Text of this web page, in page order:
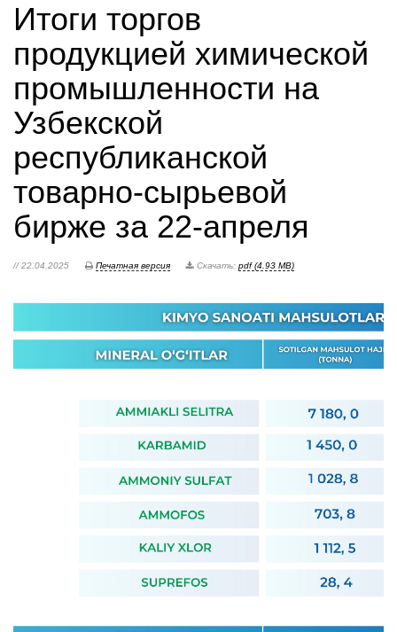
Итоги торгов
продукцией химической
промышленности на
Узбекской
республиканской
товарно-сырьевой
бирже за 22-апреля
// 22.04.2025 Печатная версия Скачать: pdf (4.93 MB)